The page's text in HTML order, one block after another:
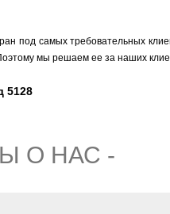
под самых требовательных
мы решаем ее за наших
5128
О НАС -